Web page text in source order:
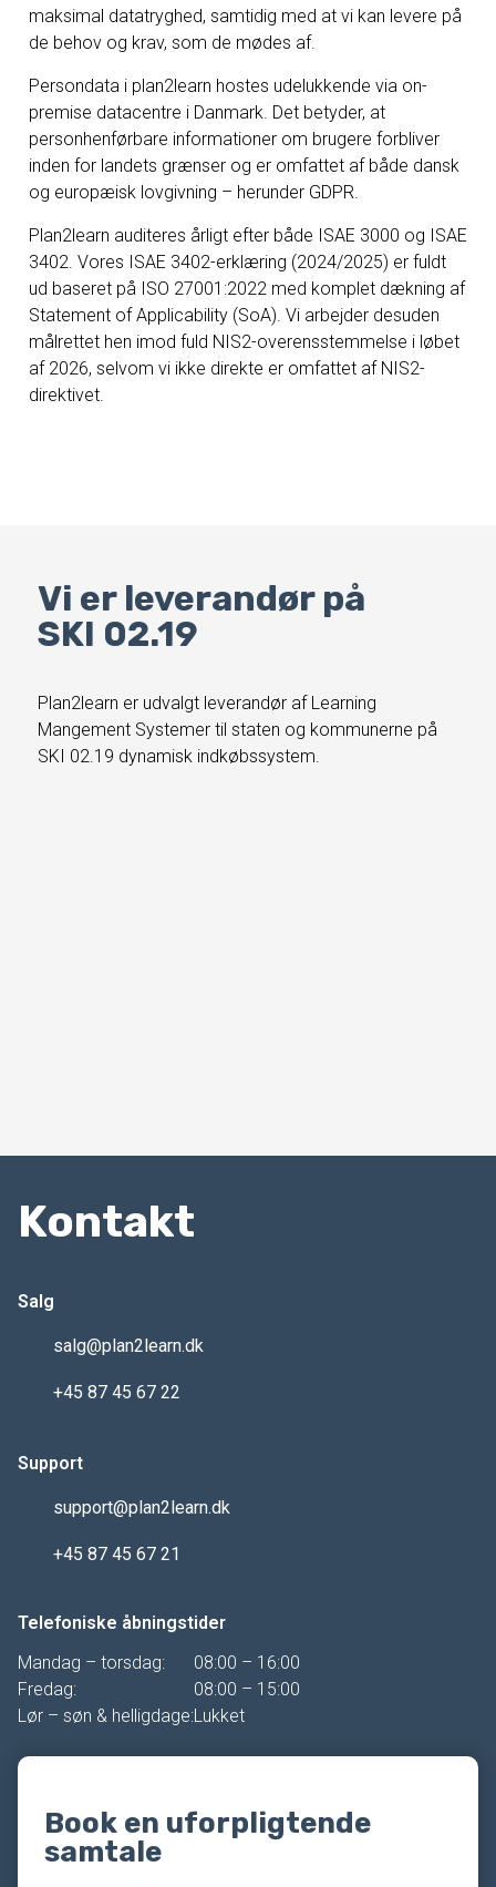
maksimal datatryghed, samtidig med at vi kan levere på
de behov og krav, som de mødes af.
Persondata i plan2learn hostes udelukkende via on-
premise datacentre i Danmark. Det betyder, at
personhenførbare informationer om brugere forbliver
inden for landets grænser og er omfattet af både dansk
og europæisk lovgivning – herunder GDPR.
Plan2learn auditeres årligt efter både ISAE 3000 og ISAE
3402. Vores ISAE 3402-erklæring (2024/2025) er fuldt
ud baseret på ISO 27001:2022 med komplet dækning af
Statement of Applicability (SoA). Vi arbejder desuden
målrettet hen imod fuld NIS2-overensstemmelse i løbet
af 2026, selvom vi ikke direkte er omfattet af NIS2-
direktivet.
Vi er leverandør på
SKI 02.19
Plan2learn er udvalgt leverandør af Learning
Mangement Systemer til staten og kommunerne på
SKI 02.19 dynamisk indkøbssystem.
Kontakt
Salg
salg@plan2learn.dk
+45 87 45 67 22
Support
support@plan2learn.dk
+45 87 45 67 21
Telefoniske åbningstider
Mandag – torsdag:
Fredag:
Lør – søn & helligdage:
08:00 – 16:00
08:00 – 15:00
Lukket
Book en uforpligtende
samtale